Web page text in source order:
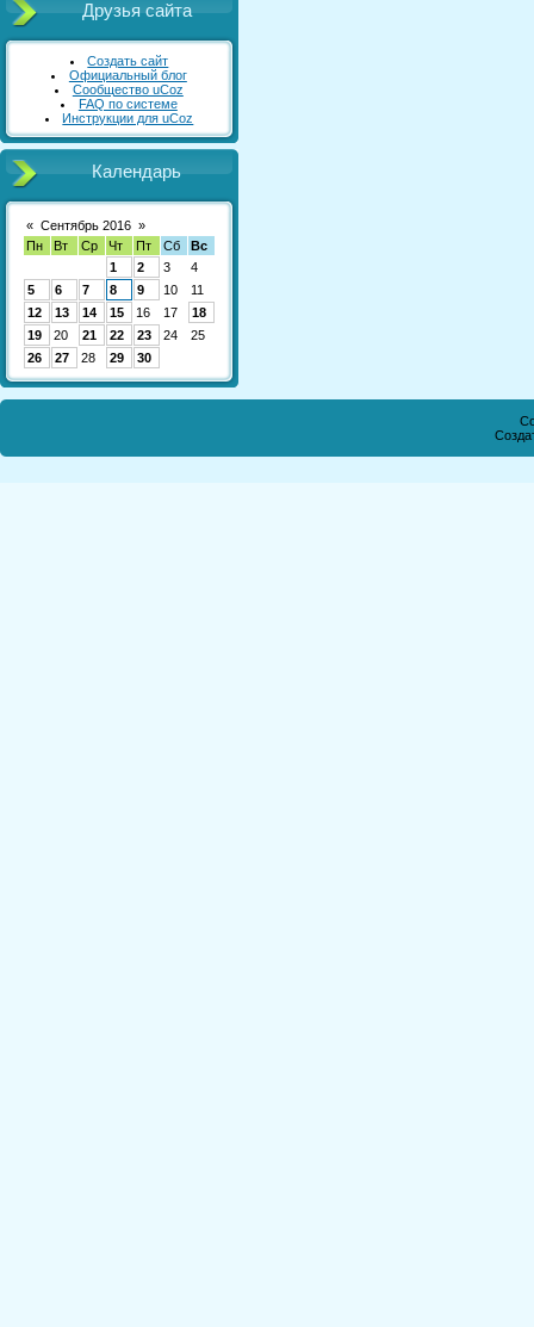
Друзья сайта
Создать сайт
Официальный блог
Сообщество uCoz
FAQ по системе
Инструкции для uCoz
Календарь
« Сентябрь 2016 »
Пн
Вт Ср Чт Пт Сб
Вс
1
2 3
4
5
6 7 8 9 10
11
12
13 14 15 16 17
18
19
20 21 22 23 24
25
26
27 28 29 30